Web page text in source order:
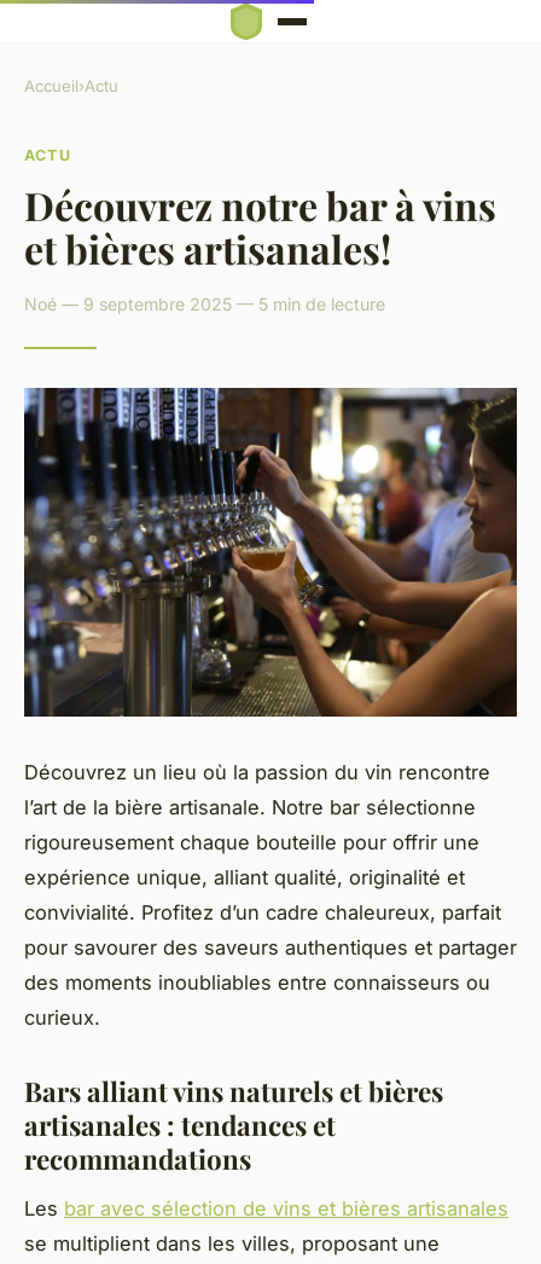
Accueil›Actu
ACTU
Découvrez notre bar à vins
et bières artisanales!
Noé — 9 septembre 2025 — 5 min de lecture
Découvrez un lieu où la passion du vin rencontre
l’art de la bière artisanale. Notre bar sélectionne
rigoureusement chaque bouteille pour offrir une
expérience unique, alliant qualité, originalité et
convivialité. Profitez d’un cadre chaleureux, parfait
pour savourer des saveurs authentiques et partager
des moments inoubliables entre connaisseurs ou
curieux.
Bars alliant vins naturels et bières
artisanales : tendances et
recommandations
Les bar avec sélection de vins et bières artisanales
se multiplient dans les villes, proposant une